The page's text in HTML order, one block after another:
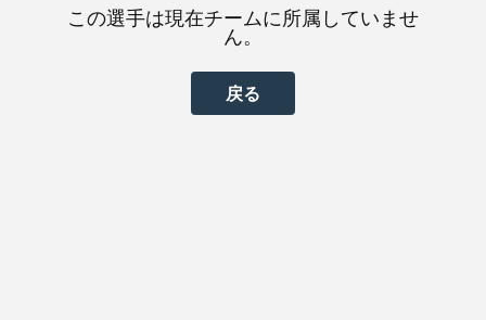
この選手は現在チームに所属していませ
ん。
戻る